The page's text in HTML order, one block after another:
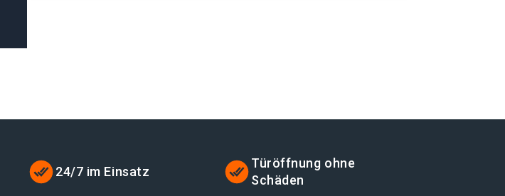
24/7 im Einsatz
Türöffnung ohne
Schäden